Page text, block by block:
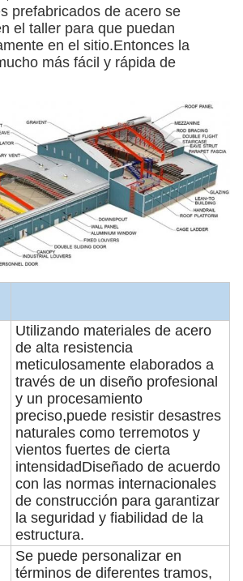
prefabricados de acero se
el taller para que puedan
en el sitio.Entonces la
más fácil y rápida de
Utilizando materiales de acero
de alta resistencia
meticulosamente elaborados a
través de un diseño profesional
y un procesamiento
preciso,puede resistir desastres
naturales como terremotos y
vientos fuertes de cierta
intensidadDiseñado de acuerdo
con las normas internacionales
de construcción para garantizar
la seguridad y fiabilidad de la
estructura.
Se puede personalizar en
términos de diferentes tramos,